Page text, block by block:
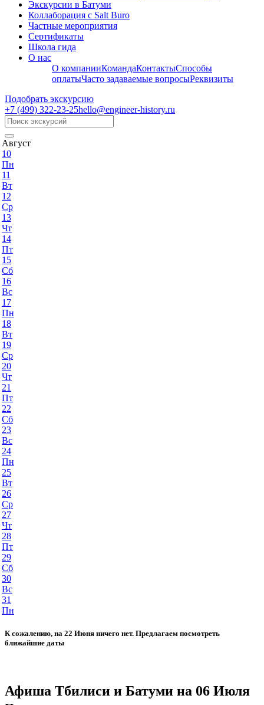
Экскурсии в Батуми
Коллаборация с Salt Buro
Частные мероприятия
Сертификаты
Школа гида
О нас
О компанииКомандаКонтактыСпособы
оплатыЧасто задаваемые вопросыРеквизиты
Подобрать экскурсию
+7 (499) 322-23-25hello@engineer-history.ru
Август
10
Пн
11
Вт
12
Ср
13
Чт
14
Пт
15
Сб
16
Вс
17
Пн
18
Вт
19
Ср
20
Чт
21
Пт
22
Сб
23
Вс
24
Пн
25
Вт
26
Ср
27
Чт
28
Пт
29
Сб
30
Вс
31
Пн
К сожалению, на 22 Июня ничего нет. Предлагаем посмотреть
ближайшие даты
Афиша Тбилиси и Батуми на 06 Июля